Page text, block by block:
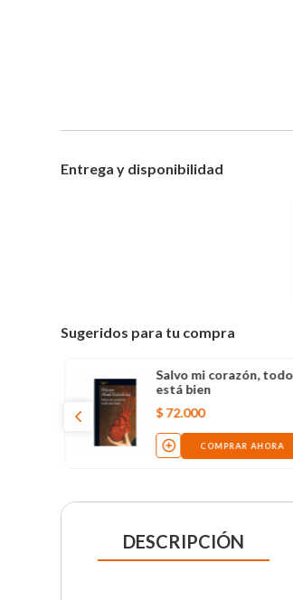
Entrega y disponibilidad
Sugeridos para tu compra
Salvo mi corazón, todo
está bien
$ 72.000
COMPRAR AHORA
DESCRIPCIÓN